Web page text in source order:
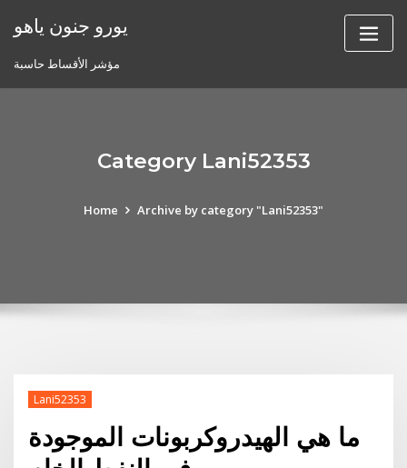
يورو جنون ياهو
مؤشر الأقساط حاسبة
Category Lani52353
Home Archive by category "Lani52353"
Lani52353
ما هي الهيدروكربونات الموجودة